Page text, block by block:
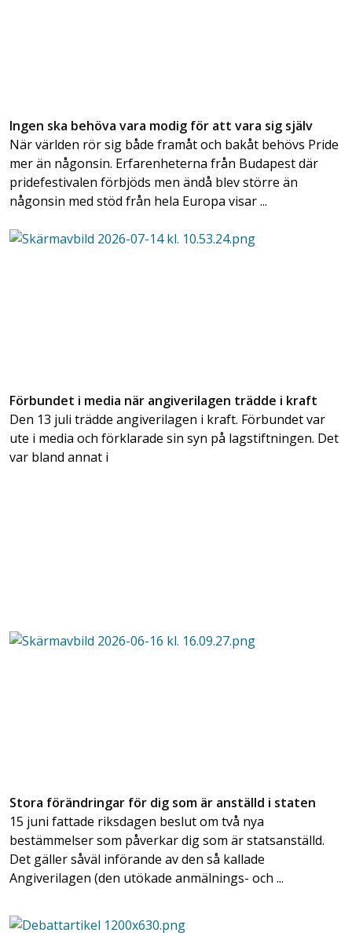
Ingen ska behöva vara modig för att vara sig själv
När världen rör sig både framåt och bakåt behövs Pride
mer än någonsin. Erfarenheterna från Budapest där
pridefestivalen förbjöds men ändå blev större än
någonsin med stöd från hela Europa visar ...
Förbundet i media när angiverilagen trädde i kraft
Den 13 juli trädde angiverilagen i kraft. Förbundet var
ute i media och förklarade sin syn på lagstiftningen. Det
var bland annat i
Stora förändringar för dig som är anställd i staten
15 juni fattade riksdagen beslut om två nya
bestämmelser som påverkar dig som är statsanställd.
Det gäller såväl införande av den så kallade
Angiverilagen (den utökade anmälnings- och ...